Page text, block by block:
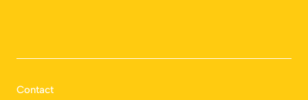
Contact